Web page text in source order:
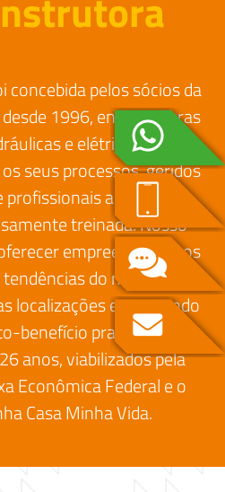
concebida pelos sócios da
1996, entrega obras
e elétricas com
seus processos, geridos
altamente
treinada. Nosso
empreendimentos
do mercado
localizações e mantendo
benefício praticados ao
anos, viabilizados pela
Econômica Federal e o
Casa Minha Vida.